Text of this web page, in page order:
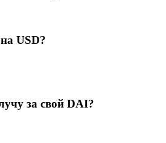
USD?
за свой DAI?